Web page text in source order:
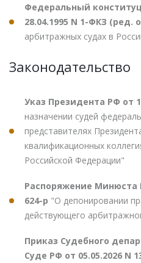
Федеральный
28.04.1995 N 1-ФКЗ (ред.
арбитражных судах в
Законодательство
Указ Президента РФ от
назначении судей
представителях
квалификационных
Российской Федерации"
Распоряжение Минюста
624-р "О депонировании
действующего
Приказ Судебного
Суде РФ от 05.05.2026 N